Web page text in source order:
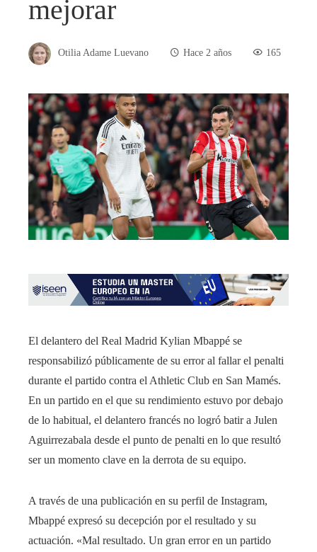
mejorar
Otilia Adame Luevano Hace 2 años 165
El delantero del Real Madrid Kylian Mbappé se
responsabilizó públicamente de su error al fallar el penalti
durante el partido contra el Athletic Club en San Mamés.
En un partido en el que su rendimiento estuvo por debajo
de lo habitual, el delantero francés no logró batir a Julen
Aguirrezabala desde el punto de penalti en lo que resultó
ser un momento clave en la derrota de su equipo.
A través de una publicación en su perfil de Instagram,
Mbappé expresó su decepción por el resultado y su
actuación. «Mal resultado. Un gran error en un partido